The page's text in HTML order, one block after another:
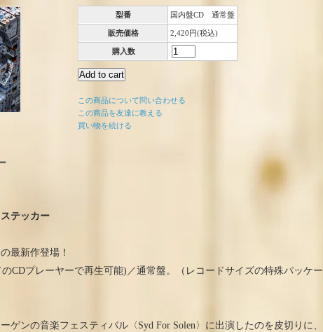
型番 国内盤CD 通常盤
販売価格 2,420円(税込)
購入数
この商品について問い合わせる
この商品を友達に教える
買い物を続ける
テッカー
最新作登場！
CDプレーヤーで再生可能)／通常盤。（レコードサイズの特殊パッケー
ゲンの音楽フェスティバル〈Syd For Solen〉に出演したのを皮切りに、